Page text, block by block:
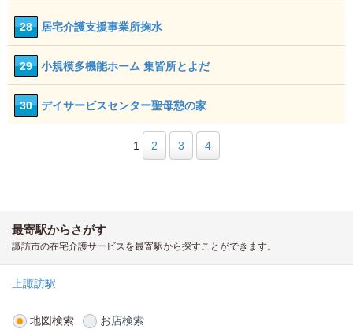
28 居宅介護支援事業所掬水
29 小規模多機能ホーム 集皆所とよだ
30 デイサービスセンター聖母憩の家
1 2 3 4
最寄駅からさがす
諏訪市の在宅介護サービスを最寄駅から探すことができます。
上諏訪駅
地図検索 お店検索